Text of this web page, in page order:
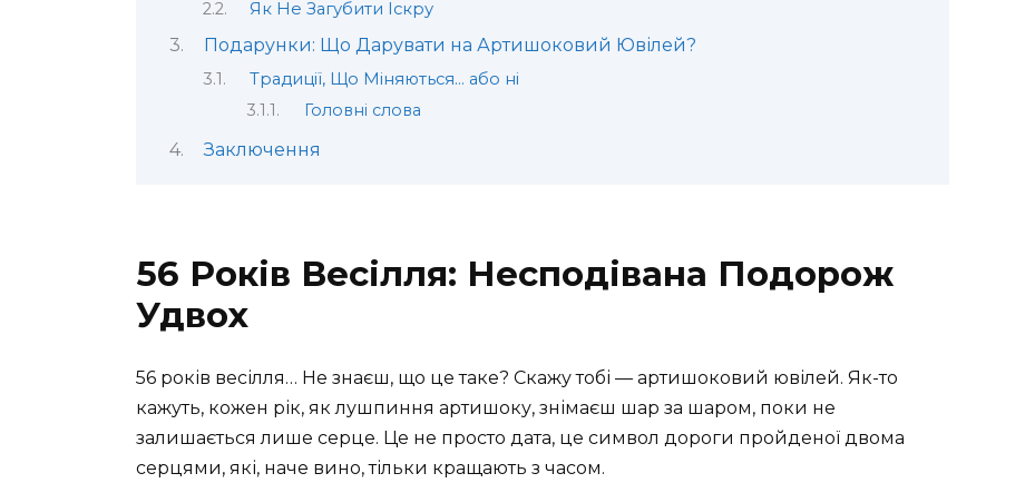
Як Не Загубити Іскру
Подарунки: Що Дарувати на Артишоковий Ювілей?
Традиції, Що Міняються… або ні
Головні слова
Заключення
56 Років Весілля: Несподівана Подорож
Удвох
56 років весілля… Не знаєш, що це таке? Скажу тобі — артишоковий ювілей. Як-то
кажуть, кожен рік, як лушпиння артишоку, знімаєш шар за шаром, поки не
залишається лише серце. Це не просто дата, це символ дороги пройденої двома
серцями, які, наче вино, тільки кращають з часом.